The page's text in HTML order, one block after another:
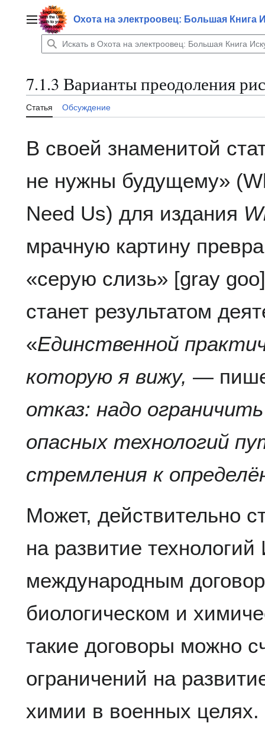
содержаниюГлавное менюОхота на электроовец: Большая Книга
7.1.3 Варианты преодоления
Статья Обсуждение
В своей знаменитой
не нужны будущему»
Need Us) для издания
мрачную картину
«серую слизь» [gray
станет результатом
«Единственной
которую я вижу, —
отказ: надо
опасных технологий
стремления к
Может, действительно
на развитие
международным
биологическом и
такие договоры можно
ограничений на
химии в военных целях.